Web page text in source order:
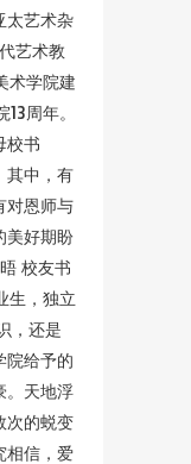
太艺术杂
艺术教
术学院建
周年。
校书
其中，有
对恩师与
美好期盼
校友书
生，独立
，还是
院给予的
。天地浮
次的蜕变
相信，爱